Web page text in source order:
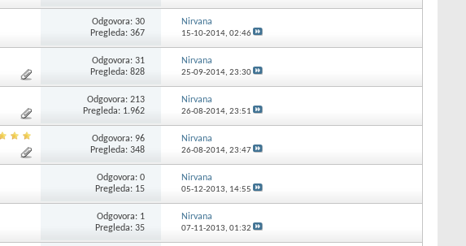
Odgovora: 30
Pregleda: 367
Nirvana
15-10-2014, 02:46
Odgovora: 31
Pregleda: 828
Nirvana
25-09-2014, 23:30
Odgovora: 213
Pregleda: 1.962
Nirvana
26-08-2014, 23:51
Odgovora: 96
Pregleda: 348
Nirvana
26-08-2014, 23:47
Odgovora: 0
Pregleda: 15
Nirvana
05-12-2013, 14:55
Odgovora: 1
Pregleda: 35
Nirvana
07-11-2013, 01:32